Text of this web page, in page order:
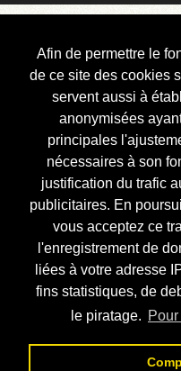
Afin de permettre le
de ce site des cookies
servent aussi à
anonymisées
principales
nécessaires à son
justification du trafic
publicitaires. En
vous acceptez ce
l'enregistrement de
liées à votre adresse
fins statistiques, de
le piratage.
Courbis, «
Blog Officiel
Bienvenue
Réalisations
Divers (et d’été)
Annonces
Liens externes
Téléchargement
Contact